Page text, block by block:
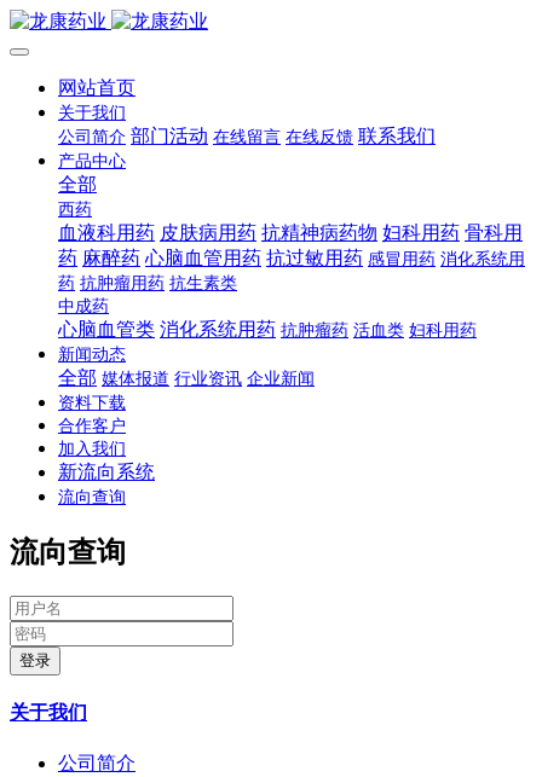
网站首页
关于我们
公司简介 部门活动 在线留言 在线反馈 联系我们
产品中心
全部
西药
血液科用药 皮肤病用药 抗精神病药物 妇科用药 骨科用
药 麻醉药 心脑血管用药 抗过敏用药 感冒用药 消化系统用
药 抗肿瘤用药 抗生素类
中成药
心脑血管类 消化系统用药 抗肿瘤药 活血类 妇科用药
新闻动态
全部 媒体报道 行业资讯 企业新闻
资料下载
合作客户
加入我们
新流向系统
流向查询
流向查询
登录
关于我们
公司简介